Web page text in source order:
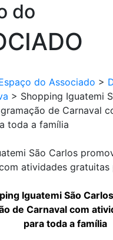
do
do Associado >
> Shopping Iguatemi
de Carnaval
toda a família
São Carlos
atividades gratuitas
Iguatemi São
de Carnaval com
para toda a família